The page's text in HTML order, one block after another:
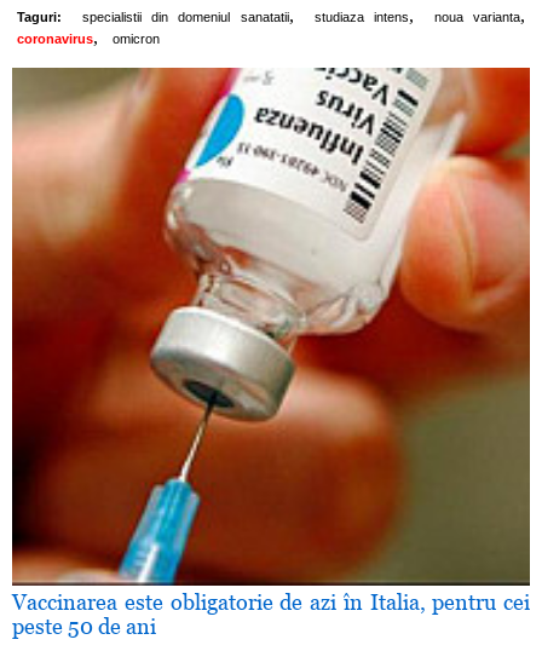
Taguri: specialistii din domeniul sanatatii, studiaza intens, noua varianta,
coronavirus, omicron
Vaccinarea este obligatorie de azi în Italia, pentru cei
peste 50 de ani